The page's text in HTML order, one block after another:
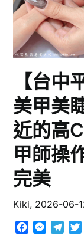
【台
美甲美
近的高
甲師操
完美
Kiki, 2026-06-
Facebook